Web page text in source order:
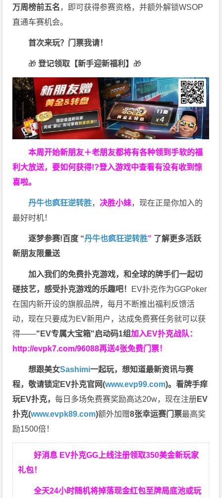
万周榜前五名，即可获得参赛资格，并额外解锁WSOP
直通车赛机会。
首次来玩？门票我请！
🎁 登记领取【新手迎新福利】 🎁
本周开始新朋友＋老朋友都将有各种领到手软的福
利大放送，要如何获得!?登入游戏中查看有没有收到惊
喜啦。
丹牛也疯狂逆转胜， 决胜小妹，现在正是你加入的
最好时机！
逐梦参赛!百度 “丹牛也疯狂逆转胜” 了解更多活跃
新朋友限量送
加入我们的免费扑克游戏，和全球的牌手们一起切
磋技艺，感受扑克游戏的乐趣吧！ EV扑克作为GGPoker
在国内新开设的旗舰品牌，每月不断推出福利反馈活
动，现在只要成为EV新用户，达成免费赛任务就可以获
得——"EV专属大宝箱"启动码1组加入EV扑克战队：
http://evpk7.com/96088再送4张免费门票！
想跟美女Sashimi一起玩，想知道最新资讯与赛
程，敬请锁定EV扑克官网(www.evp99.com)。看牌手痒
玩EV扑克，每日多场免费赛奖励高达20w，现在注册EV
扑克(www.evpk89.com)额外加赠8张幸运赛门票最高奖
励1500倍！
好消息 EV扑克GG上线注册领取350美金新玩家
礼包！
全天24小时随机将掉落现金红包至牌局底池或玩